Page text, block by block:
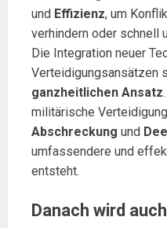
und Effizienz, um
verhindern oder schnell
Die Integration neuer
Verteidigungsansätzen
ganzheitlichen Ansatz
militärische
Abschreckung und
umfassendere und
entsteht.
Danach wird